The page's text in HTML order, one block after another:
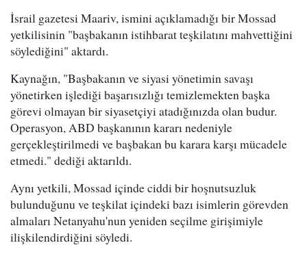
İsrail gazetesi Maariv, ismini açıklamadığı bir Mossad
yetkilisinin "başbakanın istihbarat teşkilatını mahvettiğini
söylediğini" aktardı.
Kaynağın, "Başbakanın ve siyasi yönetimin savaşı
yönetirken işlediği başarısızlığı temizlemekten başka
görevi olmayan bir siyasetçiyi atadığınızda olan budur.
Operasyon, ABD başkanının kararı nedeniyle
gerçekleştirilmedi ve başbakan bu karara karşı mücadele
etmedi." dediği aktarıldı.
Aynı yetkili, Mossad içinde ciddi bir hoşnutsuzluk
bulunduğunu ve teşkilat içindeki bazı isimlerin görevden
almaları Netanyahu'nun yeniden seçilme girişimiyle
ilişkilendirdiğini söyledi.